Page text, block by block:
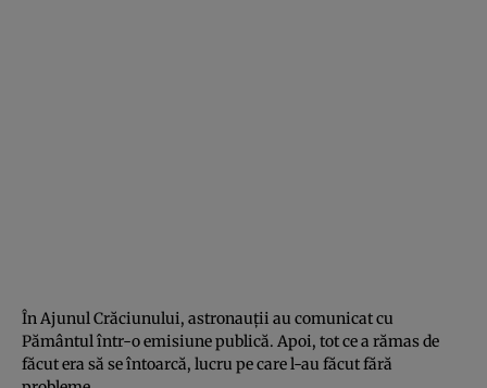
În Ajunul Crăciunului, astronauţii au comunicat cu
Pământul într-o emisiune publică. Apoi, tot ce a rămas de
făcut era să se întoarcă, lucru pe care l-au făcut fără